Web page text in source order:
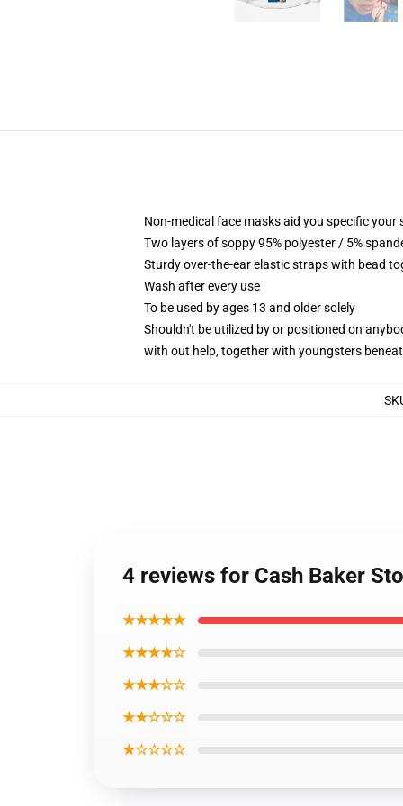
Non-medical face masks aid you specific
Two layers of soppy 95% polyester / 5%
Sturdy over-the-ear elastic straps with bead
Wash after every use
To be used by ages 13 and older solely
Shouldn't be utilized by or positioned on
with out help, together with youngsters
4 reviews for Cash Baker
★★★★★
★★★★☆
★★★☆☆
★★☆☆☆
★☆☆☆☆